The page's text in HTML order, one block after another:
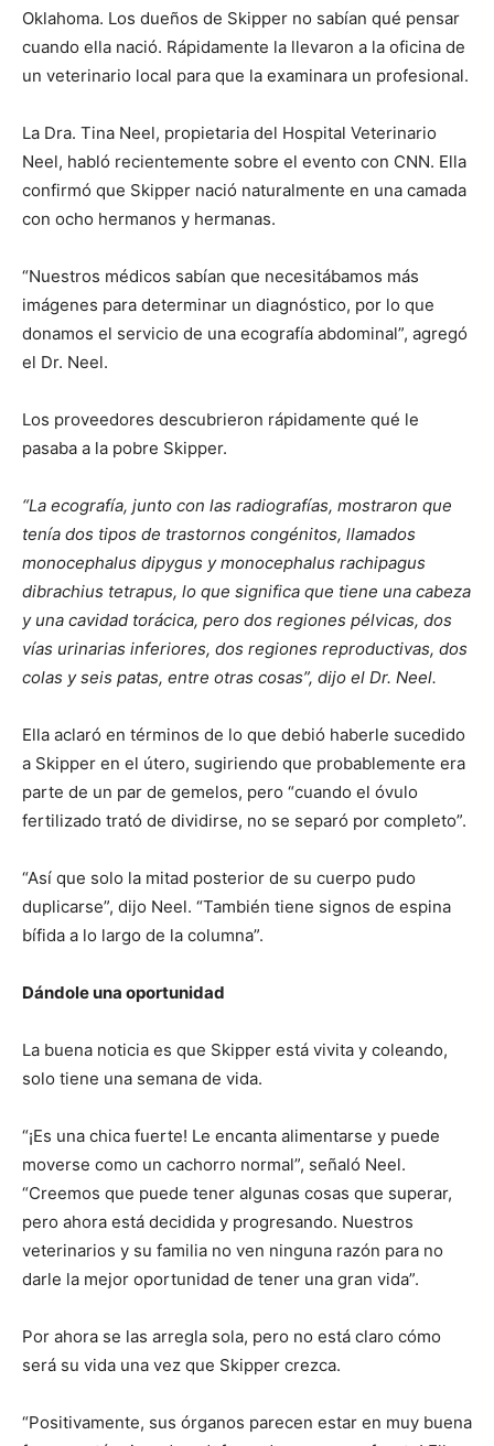
I WANT IN
I've read and accept the
Oklahoma. Los dueños de Skipper no sabían qué pensar
cuando ella nació. Rápidamente la llevaron a la oficina de
un veterinario local para que la examinara un profesional.
La Dra. Tina Neel, propietaria del Hospital Veterinario
Neel, habló recientemente sobre el evento con CNN. Ella
confirmó que Skipper nació naturalmente en una camada
con ocho hermanos y hermanas.
“Nuestros médicos sabían que necesitábamos más
imágenes para determinar un diagnóstico, por lo que
donamos el servicio de una ecografía abdominal”, agregó
el Dr. Neel.
Los proveedores descubrieron rápidamente qué le
pasaba a la pobre Skipper.
“La ecografía, junto con las radiografías, mostraron que
tenía dos tipos de trastornos congénitos, llamados
monocephalus dipygus y monocephalus rachipagus
dibrachius tetrapus, lo que significa que tiene una cabeza
y una cavidad torácica, pero dos regiones pélvicas, dos
vías urinarias inferiores, dos regiones reproductivas, dos
colas y seis patas, entre otras cosas”, dijo el Dr. Neel.
Ella aclaró en términos de lo que debió haberle sucedido
a Skipper en el útero, sugiriendo que probablemente era
parte de un par de gemelos, pero “cuando el óvulo
fertilizado trató de dividirse, no se separó por completo”.
“Así que solo la mitad posterior de su cuerpo pudo
duplicarse”, dijo Neel. “También tiene signos de espina
bífida a lo largo de la columna”.
Dándole una oportunidad
La buena noticia es que Skipper está vivita y coleando,
solo tiene una semana de vida.
“¡Es una chica fuerte! Le encanta alimentarse y puede
moverse como un cachorro normal”, señaló Neel.
“Creemos que puede tener algunas cosas que superar,
pero ahora está decidida y progresando. Nuestros
veterinarios y su familia no ven ninguna razón para no
darle la mejor oportunidad de tener una gran vida”.
Por ahora se las arregla sola, pero no está claro cómo
será su vida una vez que Skipper crezca.
“Positivamente, sus órganos parecen estar en muy buena